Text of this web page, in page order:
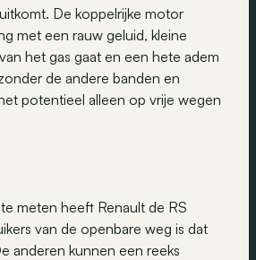
De koppelrijke motor
met een rauw geluid, kleine
het gas gaat en een hete adem
de andere banden en
potentieel alleen op vrije wegen
meten heeft Renault de RS
van de openbare weg is dat
anderen kunnen een reeks